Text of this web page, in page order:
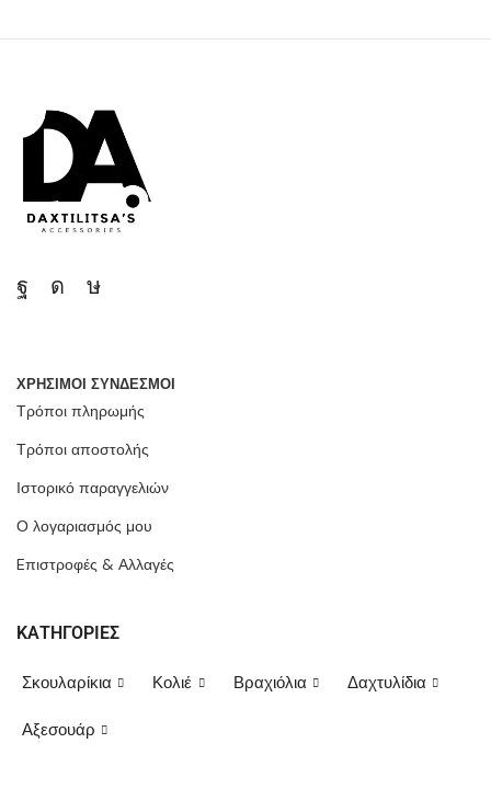
ΧΡΗΣΙΜΟΙ ΣΥΝΔΕΣΜΟΙ
Τρόποι πληρωμής
Τρόποι αποστολής
Ιστορικό παραγγελιών
Ο λογαριασμός μου
Eπιστροφές & Αλλαγές
ΚΑΤΗΓΟΡΙΕΣ
Σκουλαρίκια Κολιέ Βραχιόλια Δαχτυλίδια
Αξεσουάρ